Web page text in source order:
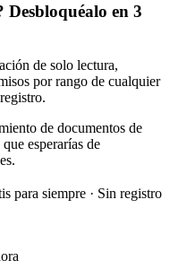
en 3
de solo lectura,
por rango de cualquier
de documentos de
esperarías de
para siempre · Sin registro